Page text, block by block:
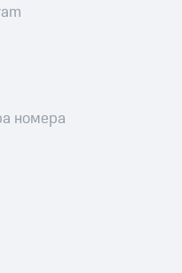
номера